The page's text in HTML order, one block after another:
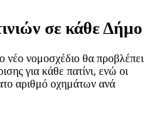
σε κάθε Δήμο
νομοσχέδιο θα προβλέπει
για κάθε πατίνι, ενώ οι
αριθμό οχημάτων ανά